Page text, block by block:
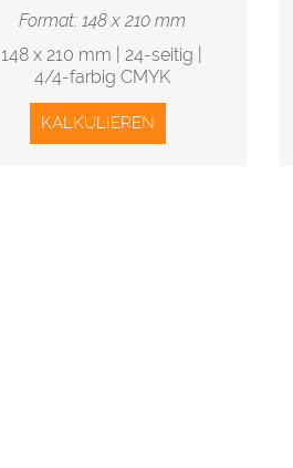
Format: 148 x 210 mm
148 x 210 mm | 24-seitig |
4/4-farbig CMYK
KALKULIEREN